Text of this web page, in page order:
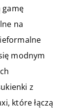
gamę
na
modnym
z
które łączą